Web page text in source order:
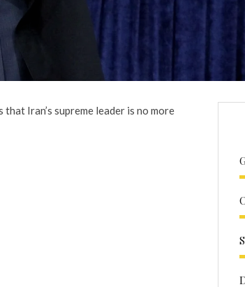
Iran’s supreme leader is no more